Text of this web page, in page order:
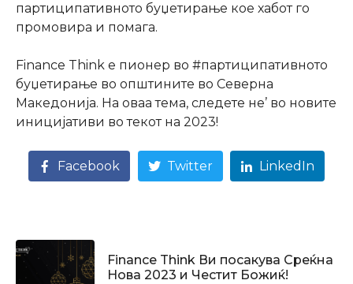
партиципативното буџетирање кое хабот го
промовира и помага.
Finance Think е пионер во #партиципативното
буџетирање во општините во Северна
Македонија. На оваа тема, следете не’ во новите
иницијативи во текот на 2023!
Facebook Twitter LinkedIn
Finance Think Ви посакува Среќна
Нова 2023 и Честит Божиќ!